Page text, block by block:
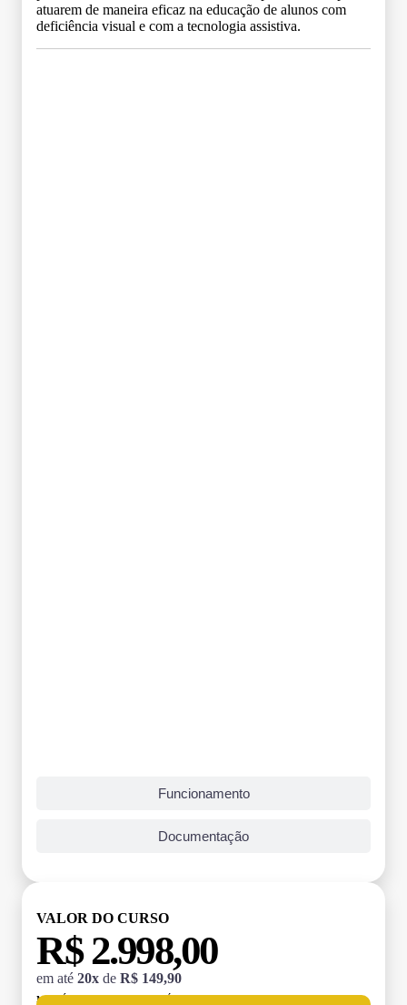
atuarem de maneira eficaz na educação de alunos com
deficiência visual e com a tecnologia assistiva.
Funcionamento
Documentação
VALOR DO CURSO
R$ 2.998,00
em até 20x de R$ 149,90
MATRÍCULA: